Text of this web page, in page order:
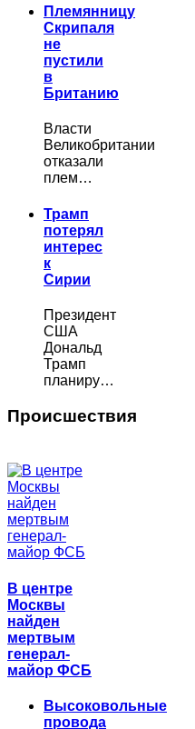
Племянницу
Скрипаля
не
пустили
в
Британию
Власти
Великобритании
отказали
плем…
Трамп
потерял
интерес
к
Сирии
Президент
США
Дональд
Трамп
планиру…
Происшествия
В центре
Москвы
найден
мертвым
генерал-
майор ФСБ
Высоковольные
провода